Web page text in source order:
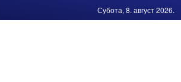
Субота, 8. август 2026.